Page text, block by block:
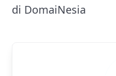
di DomaiNesia